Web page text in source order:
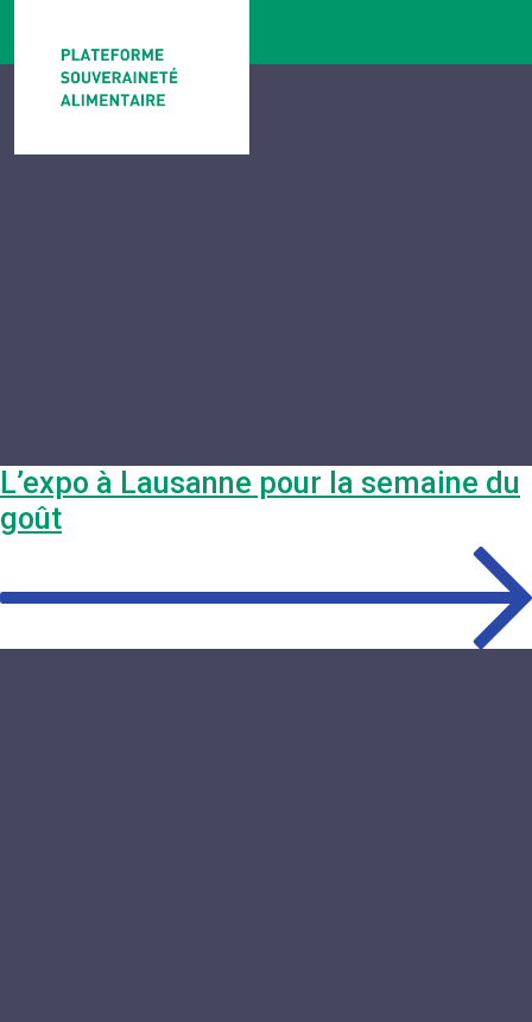
L’expo à Lausanne pour la semaine du
goût